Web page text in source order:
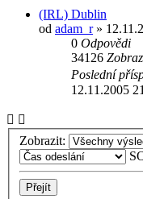
(IRL) Dublin
od adam_r»
0 Odpovědi
34126
Poslední
12.11.2005
Zobrazit: